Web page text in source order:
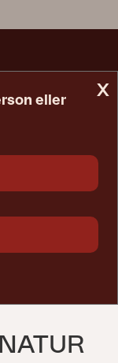
x
eller